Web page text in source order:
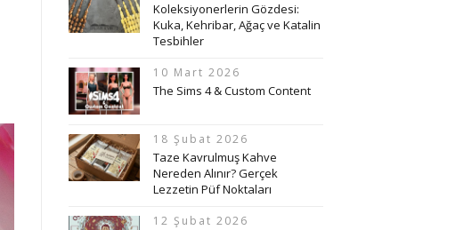
Koleksiyonerlerin Gözdesi:
Kuka, Kehribar, Ağaç ve Katalin
Tesbihler
10 Mart 2026
The Sims 4 & Custom Content
18 Şubat 2026
Taze Kavrulmuş Kahve
Nereden Alınır? Gerçek
Lezzetin Püf Noktaları
12 Şubat 2026